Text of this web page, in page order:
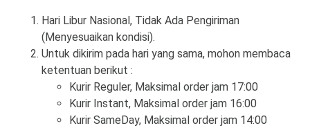
Hari Libur Nasional, Tidak Ada Pengiriman
(Menyesuaikan kondisi).
Untuk dikirim pada hari yang sama, mohon membaca
ketentuan berikut :
Kurir Reguler, Maksimal order jam 17:00
Kurir Instant, Maksimal order jam 16:00
Kurir SameDay, Maksimal order jam 14:00